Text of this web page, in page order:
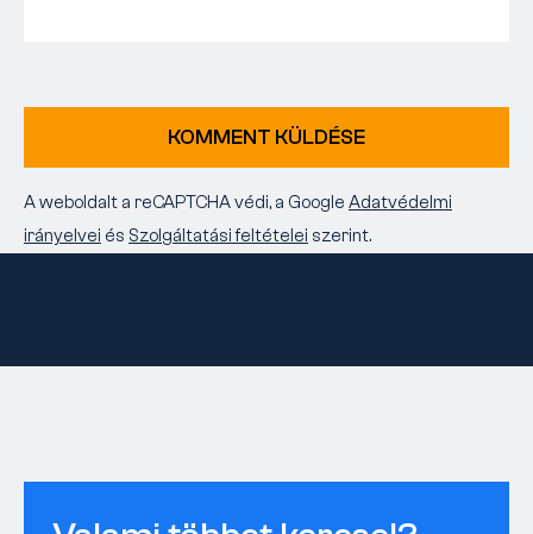
KOMMENT KÜLDÉSE
A weboldalt a reCAPTCHA védi, a Google Adatvédelmi
irányelvei és Szolgáltatási feltételei szerint.